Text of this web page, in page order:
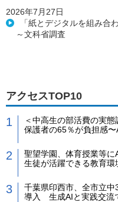
2026年7月27日
「紙とデジタルを組み合
～文科省調査
アクセスTOP10
＜中高生の部活費の実
保護者の65％が負担感
聖望学園、体育授業等
生徒が活躍できる教育環
千葉県印西市、全市立
導入 生成AIと実践交流